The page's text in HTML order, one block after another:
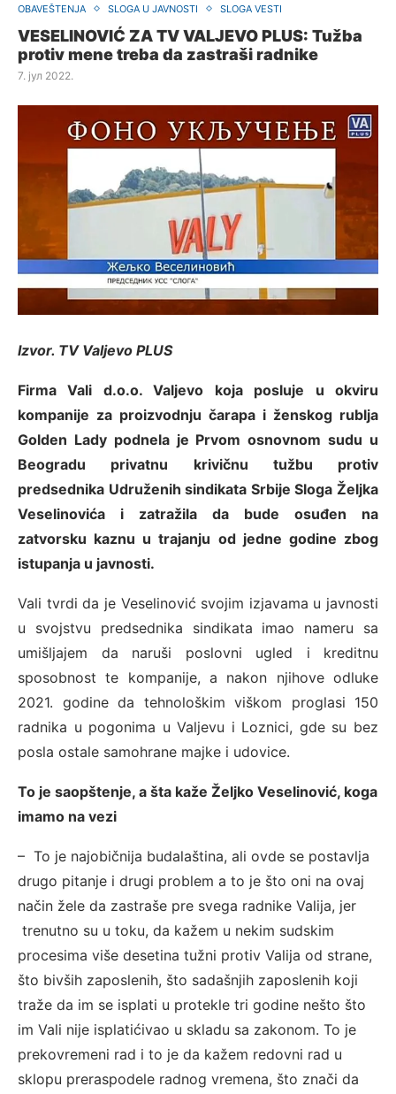
OBAVEŠTENJA SLOGA U JAVNOSTI SLOGA VESTI
VESELINOVIĆ ZA TV VALJEVO PLUS: Tužba
protiv mene treba da zastraši radnike
7. јул 2022.
Izvor. TV Valjevo PLUS
Firma Vali d.o.o. Valjevo koja posluje u okviru
kompanije za proizvodnju čarapa i ženskog rublja
Golden Lady podnela je Prvom osnovnom sudu u
Beogradu privatnu krivičnu tužbu protiv
predsednika Udruženih sindikata Srbije Sloga Željka
Veselinovića i zatražila da bude osuđen na
zatvorsku kaznu u trajanju od jedne godine zbog
istupanja u javnosti.
Vali tvrdi da je Veselinović svojim izjavama u javnosti
u svojstvu predsednika sindikata imao nameru sa
umišljajem da naruši poslovni ugled i kreditnu
sposobnost te kompanije, a nakon njihove odluke
2021. godine da tehnološkim viškom proglasi 150
radnika u pogonima u Valjevu i Loznici, gde su bez
posla ostale samohrane majke i udovice.
To je saopštenje, a šta kaže Željko Veselinović, koga
imamo na vezi
– To je najobičnija budalaština, ali ovde se postavlja
drugo pitanje i drugi problem a to je što oni na ovaj
način žele da zastraše pre svega radnike Valija, jer
trenutno su u toku, da kažem u nekim sudskim
procesima više desetina tužni protiv Valija od strane,
što bivših zaposlenih, što sadašnjih zaposlenih koji
traže da im se isplati u protekle tri godine nešto što
im Vali nije isplatićivao u skladu sa zakonom. To je
prekovremeni rad i to je da kažem redovni rad u
sklopu preraspodele radnog vremena, što znači da